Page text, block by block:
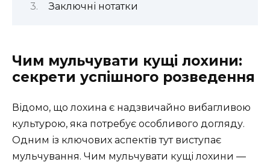
Заключні нотатки
Чим мульчувати кущі лохини:
секрети успішного розведення
Відомо, що лохина є надзвичайно вибагливою
культурою, яка потребує особливого догляду.
Одним із ключових аспектів тут виступає
мульчування. Чим мульчувати кущі лохини —